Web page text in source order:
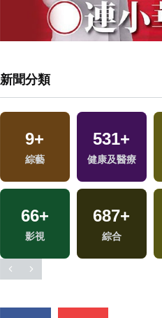
新聞分類
9+
綜藝
531+
健康及醫療
66+
影視
687+
綜合